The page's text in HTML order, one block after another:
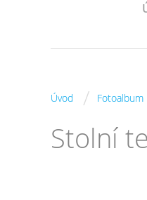
Úvod / Fotoalbum
Stolní